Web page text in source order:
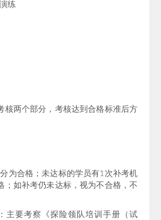
练
核两个部分，考核达到合格标准后方
为合格；未达标的学员有1次补考机
；如补考仍未达标，视为不合格，不
主要考察《探险领队培训手册（试